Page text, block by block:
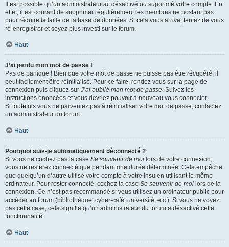
Il est possible qu’un administrateur ait désactivé ou supprimé votre compte. En
effet, il est courant de supprimer régulièrement les membres ne postant pas
pour réduire la taille de la base de données. Si cela vous arrive, tentez de vous
ré-enregistrer et soyez plus investi sur le forum.
Haut
J’ai perdu mon mot de passe !
Pas de panique ! Bien que votre mot de passe ne puisse pas être récupéré, il
peut facilement être réinitialisé. Pour ce faire, rendez vous sur la page de
connexion puis cliquez sur J’ai oublié mon mot de passe. Suivez les
instructions énoncées et vous devriez pouvoir à nouveau vous connecter.
Si toutefois vous ne parveniez pas à réinitialiser votre mot de passe, contactez
un administrateur du forum.
Haut
Pourquoi suis-je automatiquement déconnecté ?
Si vous ne cochez pas la case Se souvenir de moi lors de votre connexion,
vous ne resterez connecté que pendant une durée déterminée. Cela empêche
que quelqu’un d’autre utilise votre compte à votre insu en utilisant le même
ordinateur. Pour rester connecté, cochez la case Se souvenir de moi lors de la
connexion. Ce n’est pas recommandé si vous utilisez un ordinateur public pour
accéder au forum (bibliothèque, cyber-café, université, etc.). Si vous ne voyez
pas cette case, cela signifie qu’un administrateur du forum a désactivé cette
fonctionnalité.
Haut